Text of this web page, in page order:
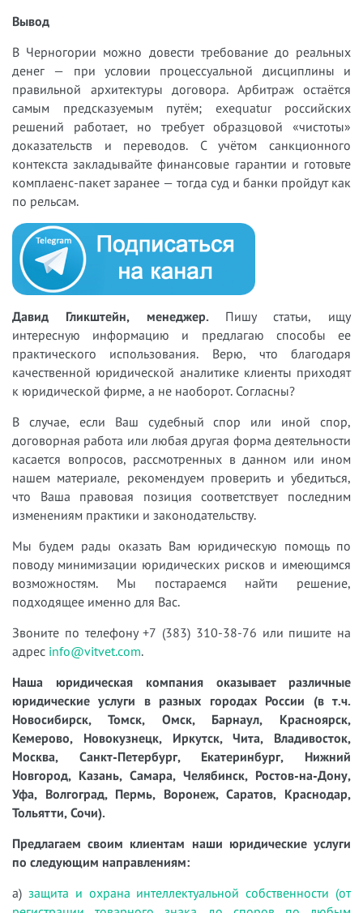
Вывод
В Черногории можно довести требование до реальных
денег — при условии процессуальной дисциплины и
правильной архитектуры договора. Арбитраж остаётся
самым предсказуемым путём; exequatur российских
решений работает, но требует образцовой «чистоты»
доказательств и переводов. С учётом санкционного
контекста закладывайте финансовые гарантии и готовьте
комплаенс-пакет заранее — тогда суд и банки пройдут как
по рельсам.
Давид Гликштейн, менеджер. Пишу статьи, ищу
интересную информацию и предлагаю способы ее
практического использования. Верю, что благодаря
качественной юридической аналитике клиенты приходят
к юридической фирме, а не наоборот. Согласны?
В случае, если Ваш судебный спор или иной спор,
договорная работа или любая другая форма деятельности
касается вопросов, рассмотренных в данном или ином
нашем материале, рекомендуем проверить и убедиться,
что Ваша правовая позиция соответствует последним
изменениям практики и законодательству.
Мы будем рады оказать Вам юридическую помощь по
поводу минимизации юридических рисков и имеющимся
возможностям. Мы постараемся найти решение,
подходящее именно для Вас.
Звоните по телефону +7 (383) 310-38-76 или пишите на
адрес info@vitvet.com.
Наша юридическая компания оказывает различные
юридические услуги в разных городах России (в т.ч.
Новосибирск, Томск, Омск, Барнаул, Красноярск,
Кемерово, Новокузнецк, Иркутск, Чита, Владивосток,
Москва, Санкт-Петербург, Екатеринбург, Нижний
Новгород, Казань, Самара, Челябинск, Ростов-на-Дону,
Уфа, Волгоград, Пермь, Воронеж, Саратов, Краснодар,
Тольятти, Сочи).
Предлагаем своим клиентам наши юридические услуги
по следующим направлениям:
а) защита и охрана интеллектуальной собственности (от